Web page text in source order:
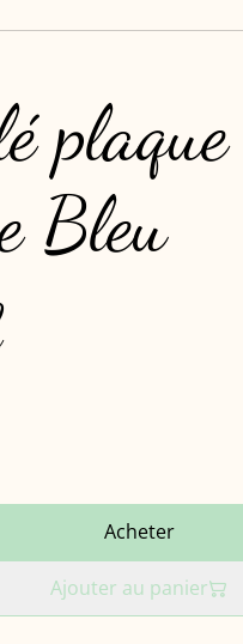
Bleu
Acheter
Ajouter au panier